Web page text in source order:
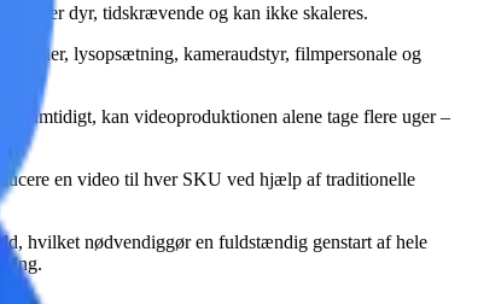
er dyr, tidskrævende og kan ikke skaleres.
lysopsætning, kameraudstyr, filmpersonale og
samtidigt, kan videoproduktionen alene tage flere uger –
en video til hver SKU ved hjælp af traditionelle
hvilket nødvendiggør en fuldstændig genstart af hele